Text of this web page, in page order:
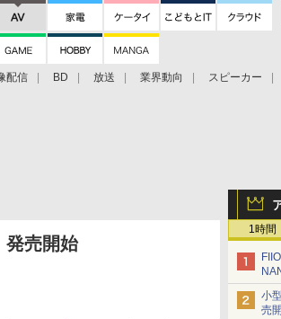
配信 BD 放送 業界動向 スピーカー
1時間
小
売
売開始